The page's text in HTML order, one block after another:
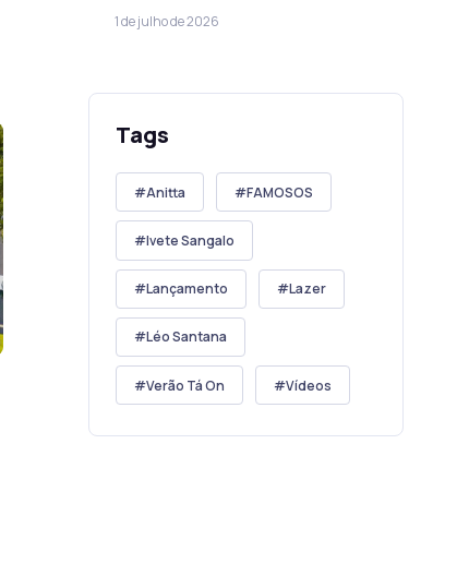
1 de julho de 2026
Tags
Anitta FAMOSOS
Ivete Sangalo
Lançamento Lazer
Léo Santana
Verão Tá On Vídeos